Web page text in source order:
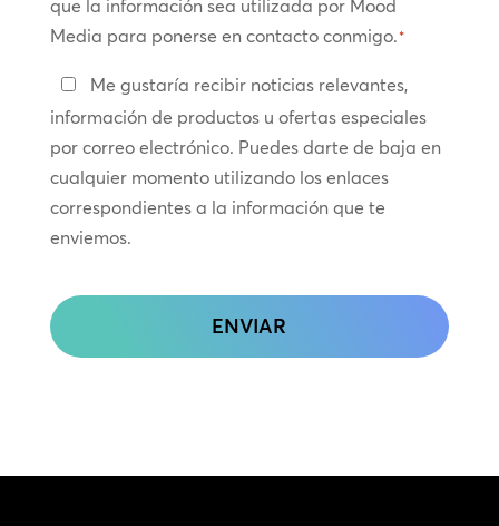
que la información sea utilizada por Mood
Media para ponerse en contacto conmigo.*
Manténte
en
contacto
Me gustaría recibir noticias relevantes,
información de productos u ofertas especiales
por correo electrónico. Puedes darte de baja en
cualquier momento utilizando los enlaces
correspondientes a la información que te
enviemos.